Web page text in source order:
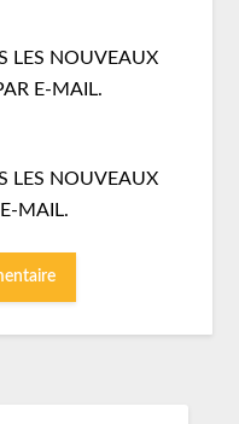
LES NOUVEAUX
E-MAIL.
LES NOUVEAUX
MAIL.